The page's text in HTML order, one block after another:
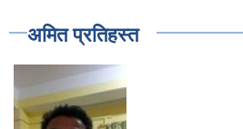
अमित प्रतिहस्त